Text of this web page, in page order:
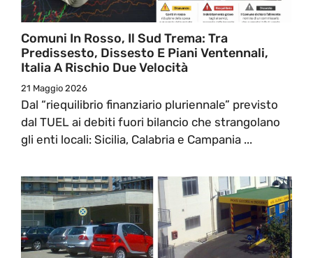
Comuni In Rosso, Il Sud Trema: Tra
Predissesto, Dissesto E Piani Ventennali,
Italia A Rischio Due Velocità
21 Maggio 2026
Dal “riequilibrio finanziario pluriennale” previsto
dal TUEL ai debiti fuori bilancio che strangolano
gli enti locali: Sicilia, Calabria e Campania ...